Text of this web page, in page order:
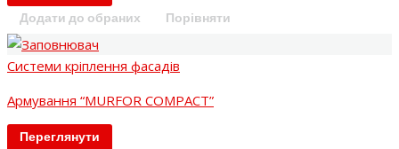
Додати до обраних
Порівняти
Системи кріплення фасадів
Армування “MURFOR COMPACT”
Переглянути